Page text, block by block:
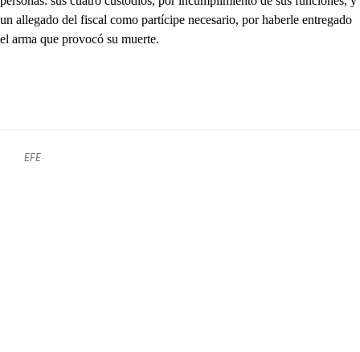
un allegado del fiscal como partícipe necesario, por haberle entregado
el arma que provocó su muerte.
EFE